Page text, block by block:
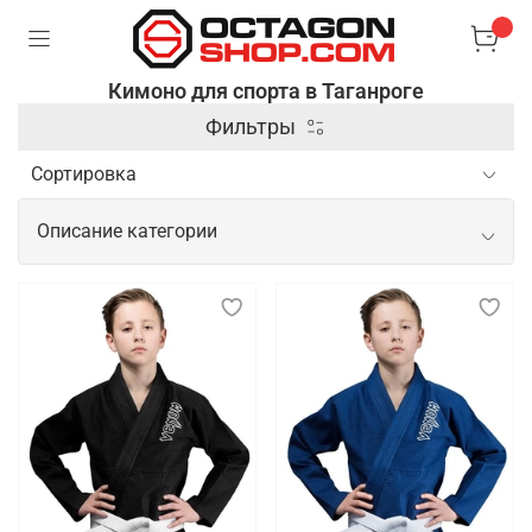
Кимоно для спорта в Таганроге
Фильтры
Описание категории
Спортивное кимоно для тренировок и
показательных выступлений
Спортивное кимоно — это специальная одежда,
используемая в боевых искусствах и
единоборствах, таких как дзюдо, карате, айкидо и
бразильское джиу-джитсу. Оно изготавливается из
плотной и прочной ткани, которая выдерживает
интенсивные нагрузки и частые захваты,